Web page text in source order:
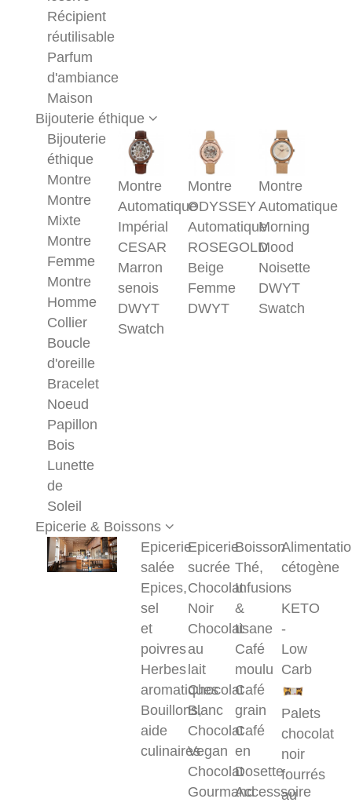
Récipient
réutilisable
Parfum
d'ambiance
Maison
Bijouterie éthique
Bijouterie
éthique
Montre
Montre
Mixte
Montre
Femme
Montre
Homme
Collier
Boucle
d'oreille
Bracelet
Noeud
Papillon
Bois
Lunette
de
Soleil
Montre
Automatique
Impérial
CESAR
Marron
senois
DWYT
Swatch
Montre
ODYSSEY
Automatique
ROSEGOLD
Beige
Femme
DWYT
Montre
Automatique
Morning
Mood
Noisette
DWYT
Swatch
Epicerie & Boissons
Epicerie
salée
Epices,
sel
et
poivres
Herbes
aromatiques
Bouillons,
aide
culinaires
Epicerie
sucrée
Chocolat
Noir
Chocolat
au
lait
Chocolat
Blanc
Chocolat
Vegan
Chocolat
Gourmand
Boisson
Thé,
Infusions
&
tisane
Café
moulu
Café
grain
Café
en
Dosette
Accesssoire
cétogène
-
KETO
-
Low
Carb
Palets
chocolat
noir
fourrés
au